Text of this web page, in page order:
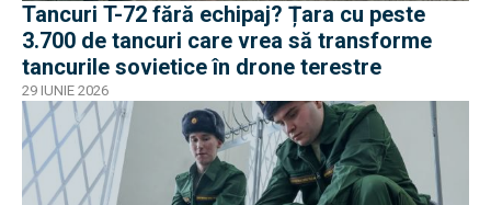
Tancuri T-72 fără echipaj? Țara cu peste
3.700 de tancuri care vrea să transforme
tancurile sovietice în drone terestre
29 IUNIE 2026